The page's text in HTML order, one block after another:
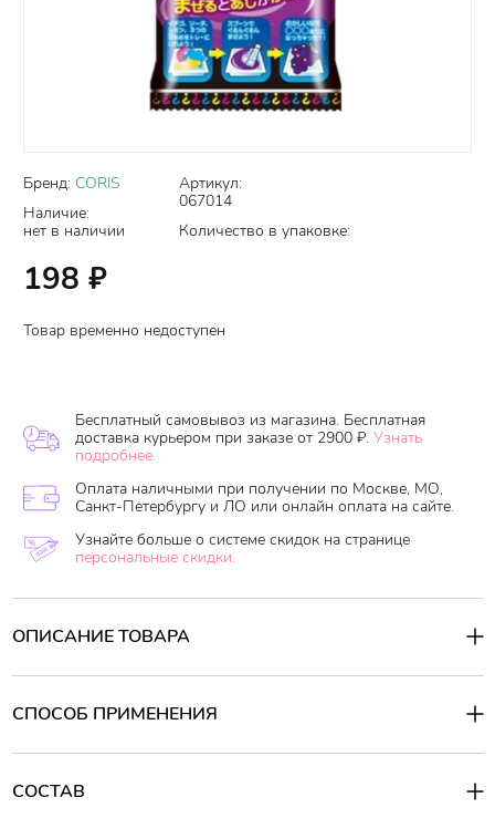
Бренд: CORIS
Наличие:
нет в наличии
Артикул:
067014
Количество в упаковке:
198 ₽
Товар временно недоступен
Бесплатный самовывоз из магазина. Бесплатная
доставка курьером при заказе от 2900 ₽. Узнать
подробнее.
Оплата наличными при получении по Москве, МО,
Санкт-Петербургу и ЛО или онлайн оплата на сайте.
Узнайте больше о системе скидок на странице
персональные скидки.
ОПИСАНИЕ ТОВАРА
Удивительная конфета жевательная Coris «Сделай сам» виноград
Смешивайте, создавайте то, что хочется именно вам из трех
вкусов. Ароматы содовой, лимона и клубники можно соединять
сочетание сладких ингредиентов. Поразите своих родных,
вкусностей».
СПОСОБ ПРИМЕНЕНИЯ
СОСТАВ